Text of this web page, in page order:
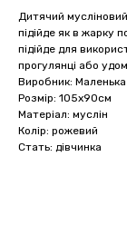
Дитячий
підійде як в жарку
підійде для
прогулянці або
Виробник: Маленька
Розмір: 105х90см
Матеріал: муслін
Колір: рожевий
Стать: дівчинка